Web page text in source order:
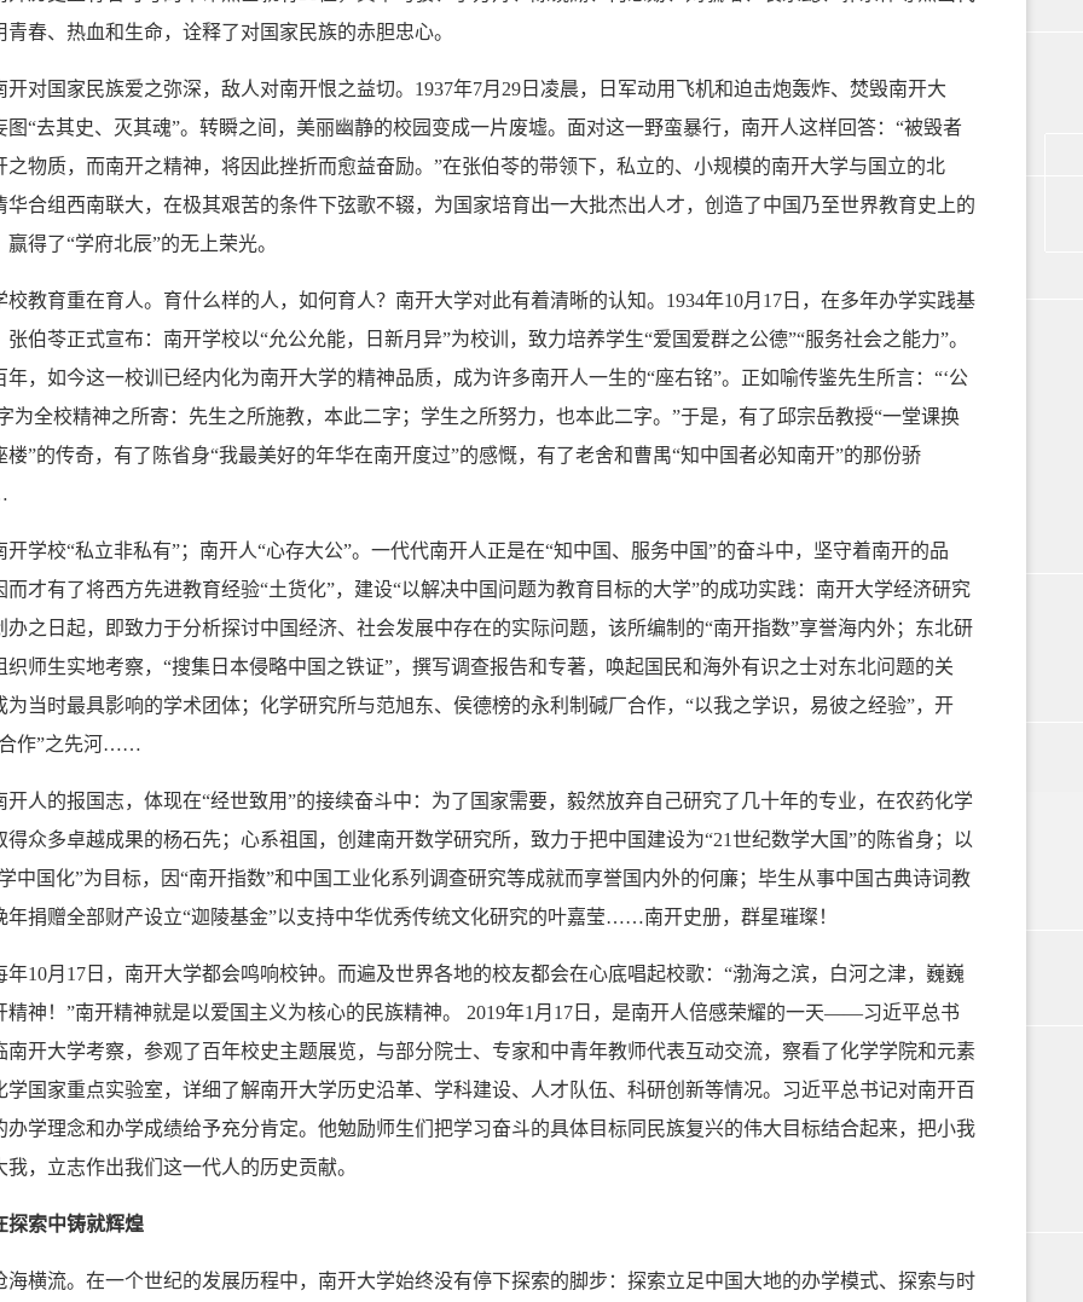
青春、热血和生命，诠释了对国家民族的赤胆忠心。
国家民族爱之弥深，敌人对南开恨之益切。1937年7月29日凌晨，日军动用飞机和迫击炮轰炸、焚毁南开大
图“去其史、灭其魂”。转瞬之间，美丽幽静的校园变成一片废墟。面对这一野蛮暴行，南开人这样回答：“被毁者
之物质，而南开之精神，将因此挫折而愈益奋励。”在张伯苓的带领下，私立的、小规模的南开大学与国立的北
华合组西南联大，在极其艰苦的条件下弦歌不辍，为国家培育出一大批杰出人才，创造了中国乃至世界教育史上的
赢得了“学府北辰”的无上荣光。
育重在育人。育什么样的人，如何育人？南开大学对此有着清晰的认知。1934年10月17日，在多年办学实践基
张伯苓正式宣布：南开学校以“允公允能，日新月异”为校训，致力培养学生“爱国爱群之公德”“服务社会之能力”。
年，如今这一校训已经内化为南开大学的精神品质，成为许多南开人一生的“座右铭”。正如喻传鉴先生所言：“‘公
为全校精神之所寄：先生之所施教，本此二字；学生之所努力，也本此二字。”于是，有了邱宗岳教授“一堂课换
楼”的传奇，有了陈省身“我最美好的年华在南开度过”的感慨，有了老舍和曹禺“知中国者必知南开”的那份骄
校“私立非私有”；南开人“心存大公”。一代代南开人正是在“知中国、服务中国”的奋斗中，坚守着南开的品
而才有了将西方先进教育经验“土货化”，建设“以解决中国问题为教育目标的大学”的成功实践：南开大学经济研究
办之日起，即致力于分析探讨中国经济、社会发展中存在的实际问题，该所编制的“南开指数”享誉海内外；东北研
织师生实地考察，“搜集日本侵略中国之铁证”，撰写调查报告和专著，唤起国民和海外有识之士对东北问题的关
为当时最具影响的学术团体；化学研究所与范旭东、侯德榜的永利制碱厂合作，“以我之学识，易彼之经验”，开
作”之先河……
的报国志，体现在“经世致用”的接续奋斗中：为了国家需要，毅然放弃自己研究了几十年的专业，在农药化学
得众多卓越成果的杨石先；心系祖国，创建南开数学研究所，致力于把中国建设为“21世纪数学大国”的陈省身；以
中国化”为目标，因“南开指数”和中国工业化系列调查研究等成就而享誉国内外的何廉；毕生从事中国古典诗词教
年捐赠全部财产设立“迦陵基金”以支持中华优秀传统文化研究的叶嘉莹……南开史册，群星璀璨！
月17日，南开大学都会鸣响校钟。而遍及世界各地的校友都会在心底唱起校歌：“渤海之滨，白河之津，巍巍
精神！”南开精神就是以爱国主义为核心的民族精神。 2019年1月17日，是南开人倍感荣耀的一天——习近平总书
南开大学考察，参观了百年校史主题展览，与部分院士、专家和中青年教师代表互动交流，察看了化学学院和元素
学国家重点实验室，详细了解南开大学历史沿革、学科建设、人才队伍、科研创新等情况。习近平总书记对南开百
办学理念和办学成绩给予充分肯定。他勉励师生们把学习奋斗的具体目标同民族复兴的伟大目标结合起来，把小我
我，立志作出我们这一代人的历史贡献。
探索中铸就辉煌
流。在一个世纪的发展历程中，南开大学始终没有停下探索的脚步：探索立足中国大地的办学模式、探索与时